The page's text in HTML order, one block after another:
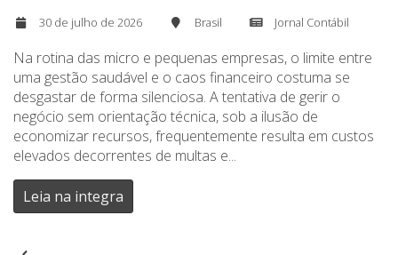
30 de julho de 2026 Brasil Jornal Contábil
Na rotina das micro e pequenas empresas, o limite entre
uma gestão saudável e o caos financeiro costuma se
desgastar de forma silenciosa. A tentativa de gerir o
negócio sem orientação técnica, sob a ilusão de
economizar recursos, frequentemente resulta em custos
elevados decorrentes de multas e...
Leia na integra